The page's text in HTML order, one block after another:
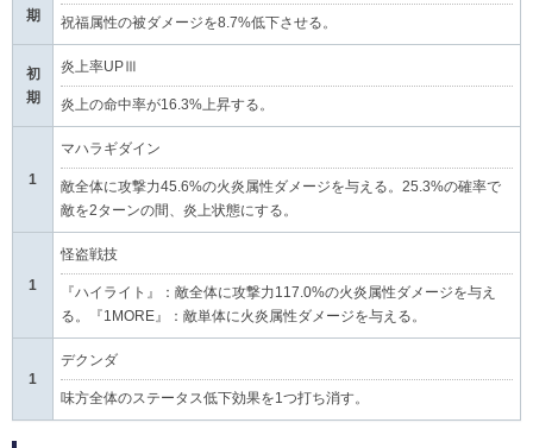
期
祝福属性の被ダメージを8.7%低下させる。
初
期
炎上率UPⅢ
炎上の命中率が16.3%上昇する。
1
マハラギダイン
敵全体に攻撃力45.6%の火炎属性ダメージを与える。25.3%の確率で
敵を2ターンの間、炎上状態にする。
1
怪盗戦技
『ハイライト』：敵全体に攻撃力117.0%の火炎属性ダメージを与え
る。『1MORE』：敵単体に火炎属性ダメージを与える。
1
デクンダ
味方全体のステータス低下効果を1つ打ち消す。